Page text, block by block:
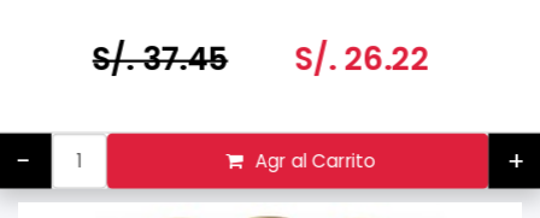
para saltear a fuego alto, sofreír y hornear.
Hecho en Francia
S/. 37.45 S/. 26.22
- Agr al Carrito +